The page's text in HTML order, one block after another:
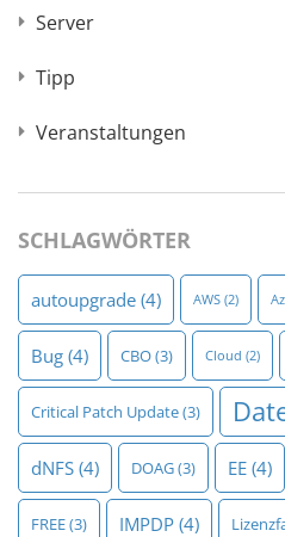
Server
Tipp
Veranstaltungen
SCHLAGWÖRTER
autoupgrade (4) AWS (2)
Bug (4) CBO(3) Cloud (2)
Critical Patch Update(3)
dNFS (4) DOAG(3) EE (4)
FREE(3) IMPDP (4)